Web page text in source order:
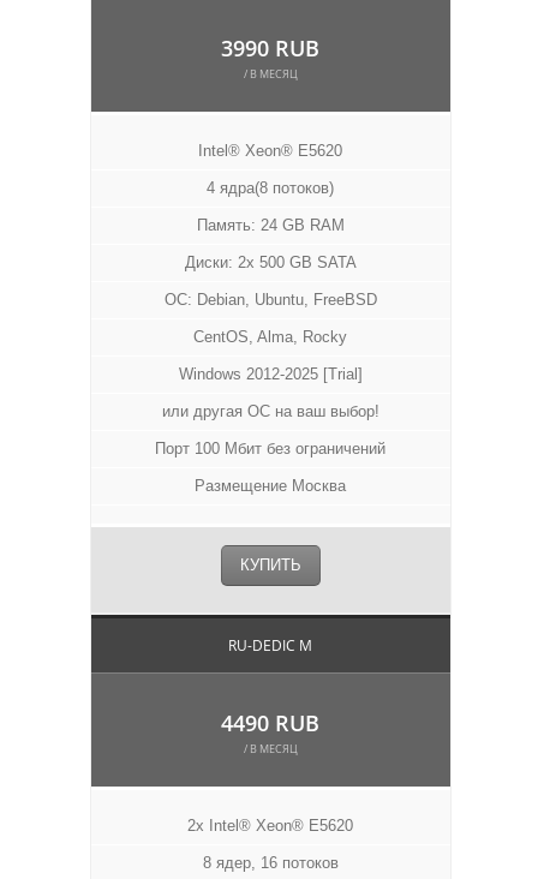
3990 RUB
/ В МЕСЯЦ
Intel® Xeon® E5620
4 ядра(8 потоков)
Память: 24 GB RAM
Диски: 2x 500 GB SATA
ОС: Debian, Ubuntu, FreeBSD
CentOS, Alma, Rocky
Windows 2012-2025 [Trial]
или другая ОС на ваш выбор!
Порт 100 Мбит без ограничений
Размещение Москва
КУПИТЬ
RU-DEDIC M
4490 RUB
/ В МЕСЯЦ
2x Intel® Xeon® E5620
8 ядер, 16 потоков